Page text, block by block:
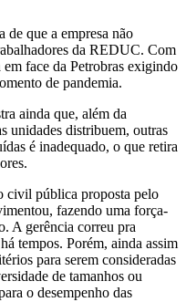
de que a empresa não
da REDUC. Com
face da Petrobras exigindo
de pandemia.
ainda que, além da
unidades distribuem, outras
é inadequado, o que retira
civil pública proposta pelo
fazendo uma força-
A gerência correu pra
tempos. Porém, ainda assim
para serem consideradas
de tamanhos ou
o desempenho das